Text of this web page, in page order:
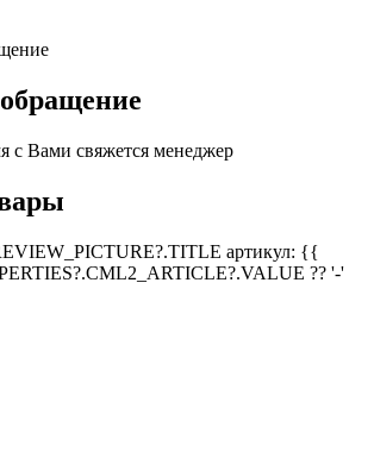
с Вами свяжется менеджер
артикул: {{
?? '-'